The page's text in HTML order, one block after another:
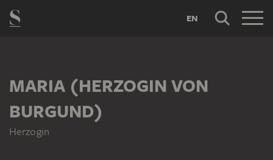
EN
MARIA (HERZOGIN VON
BURGUND)
Herzogin